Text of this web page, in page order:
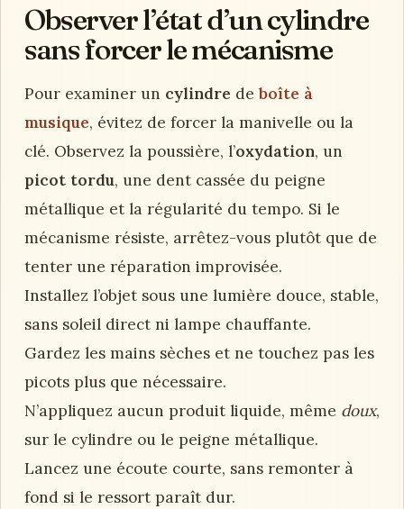
Observer l’état d’un cylindre
sans forcer le mécanisme
Pour examiner un cylindre deboîte à
musique, évitez de forcer la manivelle ou la
clé. Observez la poussière, l’oxydation, un
picot tordu, une dent cassée du peigne
métallique et la régularité du tempo. Si le
mécanisme résiste, arrêtez-vous plutôt que de
tenter une réparation improvisée.
Installez l’objet sous une lumière douce, stable,
sans soleil direct ni lampe chauffante.
Gardez les mains sèches et ne touchez pas les
picots plus que nécessaire.
N’appliquez aucun produit liquide, même doux,
sur le cylindre ou le peigne métallique.
Lancez une écoute courte, sans remonter à
fond si le ressort paraît dur.